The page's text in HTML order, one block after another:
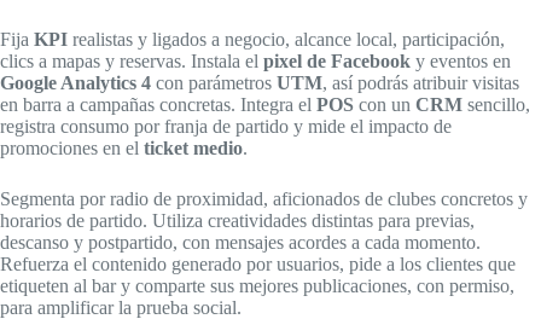
Fija KPI realistas y ligados a negocio, alcance local, participación,
clics a mapas y reservas. Instala el pixel de Facebook y eventos en
Google Analytics 4 con parámetros UTM, así podrás atribuir visitas
en barra a campañas concretas. Integra el POS con un CRM sencillo,
registra consumo por franja de partido y mide el impacto de
promociones en el ticket medio.
Segmenta por radio de proximidad, aficionados de clubes concretos y
horarios de partido. Utiliza creatividades distintas para previas,
descanso y postpartido, con mensajes acordes a cada momento.
Refuerza el contenido generado por usuarios, pide a los clientes que
etiqueten al bar y comparte sus mejores publicaciones, con permiso,
para amplificar la prueba social.